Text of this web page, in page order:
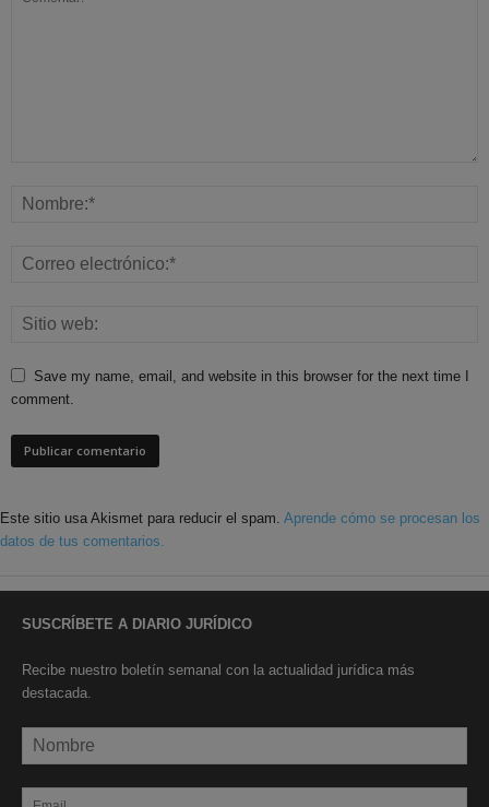
Save my name, email, and website in this browser for the next time I
comment.
Este sitio usa Akismet para reducir el spam. Aprende cómo se procesan los
datos de tus comentarios.
SUSCRÍBETE A DIARIO JURÍDICO
Recibe nuestro boletín semanal con la actualidad jurídica más
destacada.